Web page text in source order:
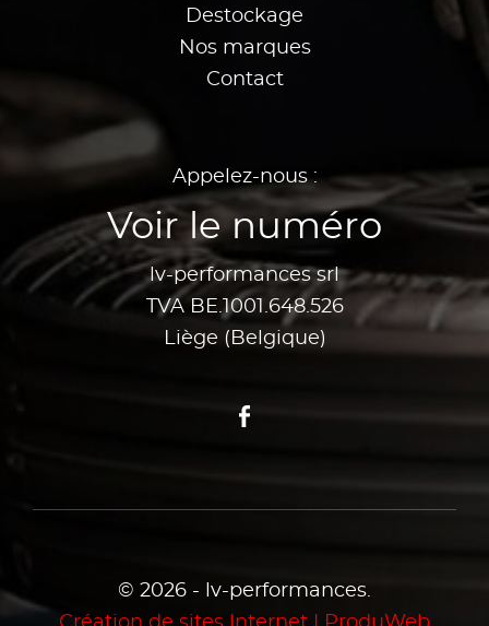
Destockage
Nos marques
Contact
Appelez-nous :
Voir le numéro
lv-performances srl
TVA BE.1001.648.526
Liège (Belgique)
© 2026 - lv-performances.